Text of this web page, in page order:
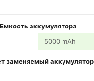
Емкость аккумулятора
5000 mAh
заменяемый аккумулятор